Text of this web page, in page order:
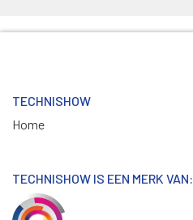
TECHNISHOW
Home
TECHNISHOW IS EEN MERK VAN: